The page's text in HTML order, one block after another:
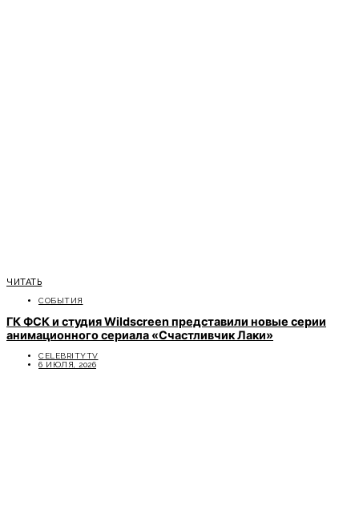
ЧИТАТЬ
СОБЫТИЯ
ГК ФСК и студия Wildscreen представили новые серии
анимационного сериала «Счастливчик Лаки»
CELEBRITYTV
6 ИЮЛЯ, 2026